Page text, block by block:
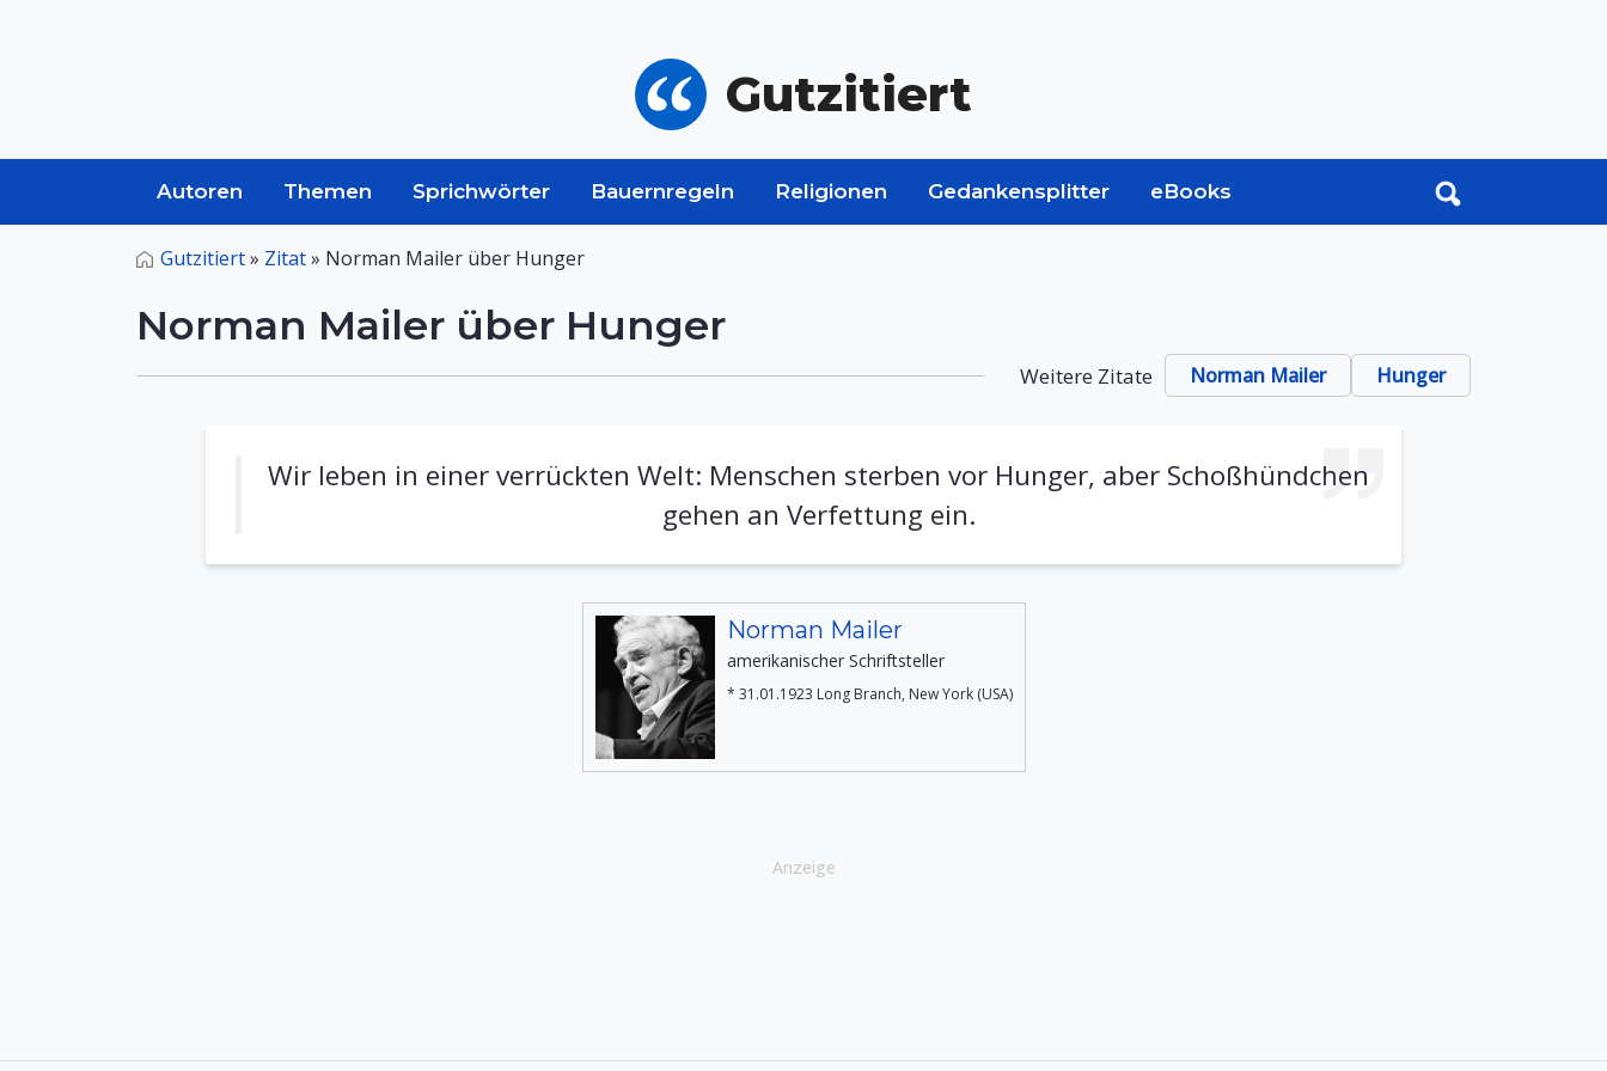
Gutzitiert
Autoren Themen Sprichwörter Bauernregeln Religionen Gedankensplitter eBooks
Gutzitiert» Zitat» Norman Mailer über Hunger
Norman Mailer über Hunger
Weitere Zitate Norman Mailer Hunger
Wir leben in einer verrückten Welt: Menschen sterben vor Hunger, aber Schoßhündchen
gehen an Verfettung ein.
Norman Mailer
amerikanischer Schriftsteller
* 31.01.1923 Long Branch, New York (USA)
Anzeige